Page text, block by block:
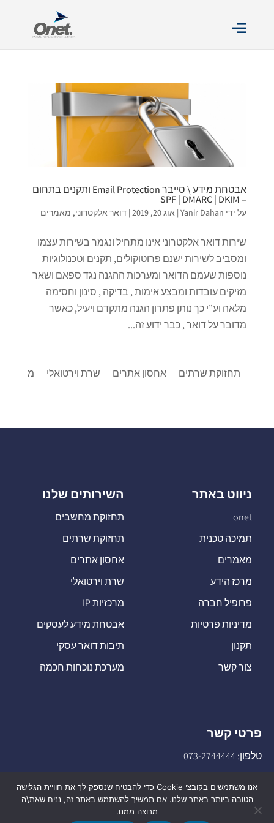
אבטחת מידע \ סייבר Email Protection ותקנים בתחום
– SPF | DMARC | DKIM
על ידי Yanir Dahan
| אוג 20, 2019 | דואר אלקטרוני, מאמרים
שירות דואר אלקטרוני אינו מתחיל ונגמר בשירות עצמו
ומסביב לשירות ישנם פרוטוקולים, תקנים וטכנולוגיות
נוספות שעמם הדואר ומערכות ההגנה נגד ספאם ושאר
מזיקים עובדות ומבצע אימות , בדיקה , סינון וחסימה
מלאה וע”י כך נותן פתרון הגנה מתקדם ויעיל, כאשר
מדובר על דואר , כבר ידוע זה...
תחזוקת שרתים אחסון אתרים שרת וירטואלי מרכזיות IP
ניווט באתר
onet
תמיכה טכנית
מאמרים
מרכז הידע
פרופיל חברה
מדיניות פרטיות
תקנון
צור קשר
השירותים שלנו
תחזוקת מחשבים
תחזוקת שרתים
אחסון אתרים
שרת וירטואלי
מרכזיות IP
אבטחת מידע לעסקים
תיבות דואר עסקי
מערכת נוכחות חכמה
פרטי קשר
טלפון:073-2744444
אנו משתמשים בקובצי Cookie כדי להבטיח שנספק לך את חוויית הגלישה
הטובה ביותר באתר שלנו. אם תמשיך להשתמש באתר זה, נניח שאת\ה
מרוצה ממנו.